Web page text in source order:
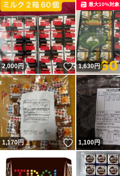
2,000円 いいね！
1,630円
最大10%対象
1,170円 いいね！
1,100円